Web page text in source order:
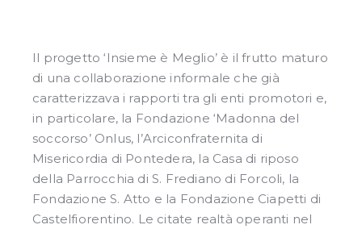
Il progetto ‘Insieme è Meglio’ è il frutto maturo
di una collaborazione informale che già
caratterizzava i rapporti tra gli enti promotori e,
in particolare, la Fondazione ‘Madonna del
soccorso’ Onlus, l’Arciconfraternita di
Misericordia di Pontedera, la Casa di riposo
della Parrocchia di S. Frediano di Forcoli, la
Fondazione S. Atto e la Fondazione Ciapetti di
Castelfiorentino. Le citate realtà operanti nel